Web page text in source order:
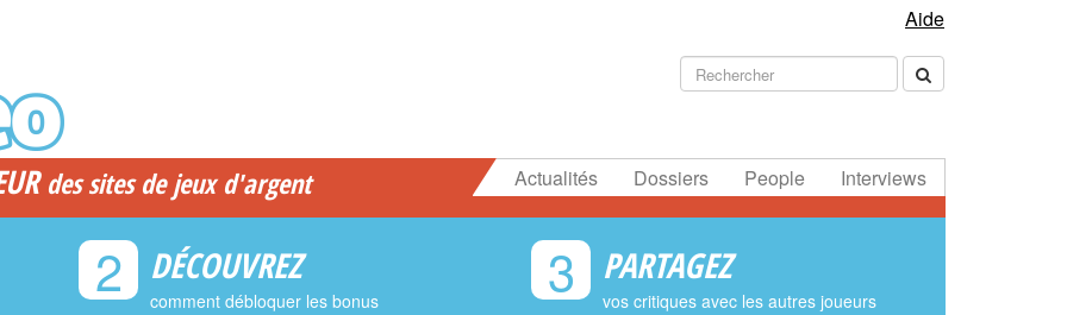
Aide
des sites de jeux d'argent Actualités Dossiers People Interviews
2 DÉCOUVREZ
comment débloquer les bonus 3 PARTAGEZ
vos critiques avec les autres joueurs